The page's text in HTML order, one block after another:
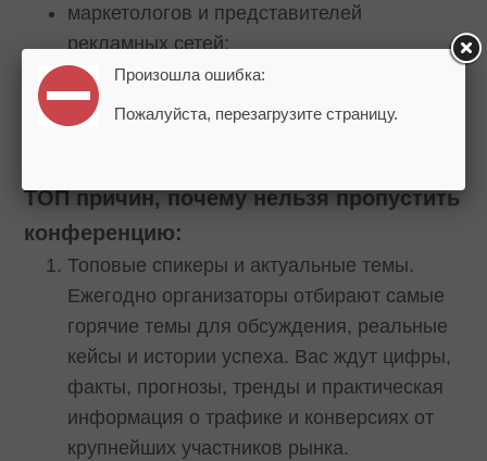
маркетологов и представителей
рекламных сетей;
директоров по продажам и маркетингу;
веб-мастеров и владельцев собственных
ТОП причин, почему нельзя пропустить
конференцию:
Топовые спикеры и актуальные темы.
Ежегодно организаторы отбирают самые
горячие темы для обсуждения, реальные
кейсы и истории успеха. Вас ждут цифры,
факты, прогнозы, тренды и практическая
информация о трафике и конверсиях от
крупнейших участников рынка.
Произошла ошибка:
Пожалуйста, перезагрузите страницу.